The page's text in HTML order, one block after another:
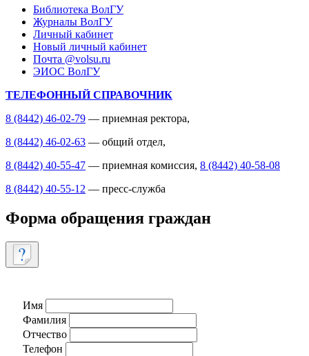
Библиотека ВолГУ
Журналы ВолГУ
Личный кабинет
Новый личный кабинет
Почта @volsu.ru
ЭИОС ВолГУ
ТЕЛЕФОННЫЙ СПРАВОЧНИК
8 (8442) 46-02-79 — приемная ректора,
8 (8442) 46-02-63 — общий отдел,
8 (8442) 40-55-47 — приемная комиссия, 8 (8442) 40-58-08
8 (8442) 40-55-12 — пресс-служба
Форма обращения граждан
Имя
Фамилия
Отчество
Телефон